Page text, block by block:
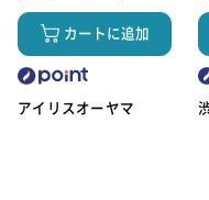
カートに追加
アイリスオーヤマ